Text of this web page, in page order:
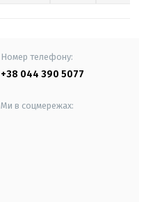
Номер телефону:
+38 044 390 5077
Ми в соцмережах: